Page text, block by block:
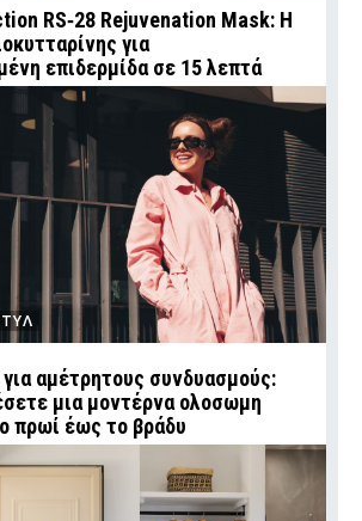
RS‑28 Rejuvenation Mask: Η
για
επιδερμίδα σε 15 λεπτά
αμέτρητους συνδυασμούς:
μια μοντέρνα ολοσωμη
πρωί έως το βράδυ